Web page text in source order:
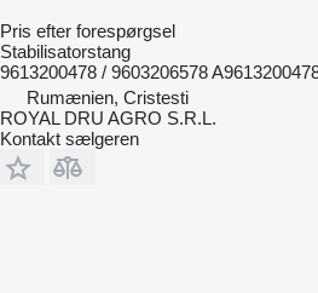
Pris efter forespørgsel
Stabilisatorstang
9613200478 / 9603206578
Rumænien, Cristesti
ROYAL DRU AGRO S.R.L.
Kontakt sælgeren